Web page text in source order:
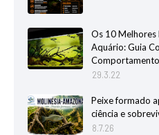
Os 10 Melhores
Aquário: Guia
29.3.22
Peixe formado
ciência e
8.7.26